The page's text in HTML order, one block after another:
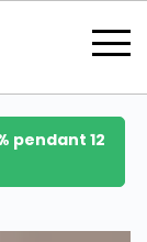
pendant 12